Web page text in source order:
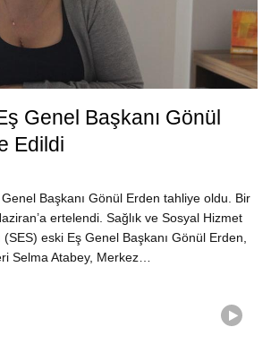
Genel Başkanı Gönül
Edildi
Başkanı Gönül Erden tahliye oldu. Bir
ertelendi. Sağlık ve Sosyal Hizmet
eski Eş Genel Başkanı Gönül Erden,
Selma Atabey, Merkez…